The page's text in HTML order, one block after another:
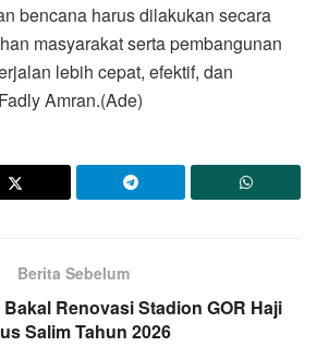
bencana harus dilakukan secara
masyarakat serta pembangunan
lebih cepat, efektif, dan
Amran.(Ade)
Berita Sebelum
Renovasi Stadion GOR Haji
Salim Tahun 2026